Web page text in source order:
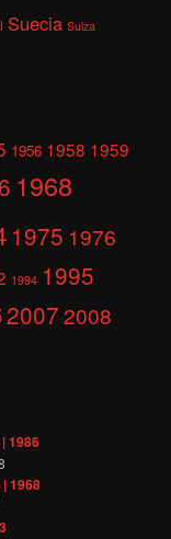
Suecia Suiza
1956 1958 1959
1968
1975 1976
1994 1995
20072008
1986
1968